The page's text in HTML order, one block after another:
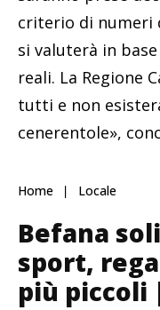
criterio di numeri
si valuterà in
reali. La Regione
tutti e non
cenerentole»,
Home Locale
Befana
sport,
più piccoli